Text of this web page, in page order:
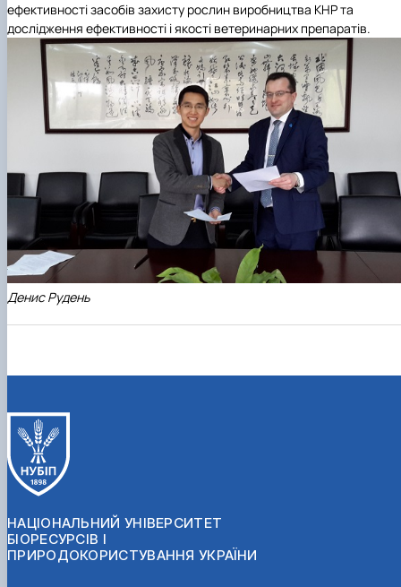
ефективності засобів захисту рослин виробництва КНР та
дослідження ефективності і якості ветеринарних препаратів.
Денис Рудень
НАЦІОНАЛЬНИЙ УНІВЕРСИТЕТ
БІОРЕСУРСІВ І
ПРИРОДОКОРИСТУВАННЯ УКРАЇНИ